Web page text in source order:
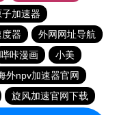
子加速器
器
外网网址导航
哔咔漫画
小美
外npv加速器官网
旋风加速官网下载